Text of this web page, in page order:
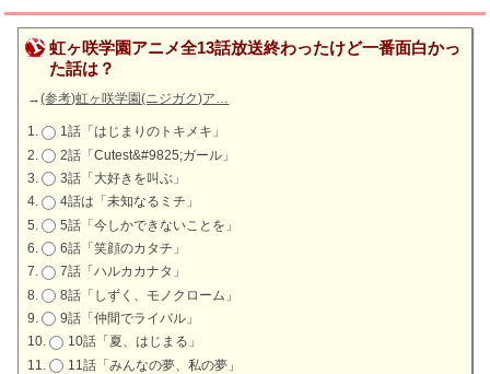
虹ヶ咲学園アニメ全13話放送終わったけど一番面白かっ
た話は？
→(参考)虹ヶ咲学園(ニジガク)ア…
1話「はじまりのトキメキ」
2話「Cutest&#9825;ガール」
3話「大好きを叫ぶ」
4話は「未知なるミチ」
5話「今しかできないことを」
6話「笑顔のカタチ」
7話「ハルカカナタ」
8話「しずく、モノクローム」
9話「仲間でライバル」
10話「夏、はじまる」
11話「みんなの夢、私の夢」